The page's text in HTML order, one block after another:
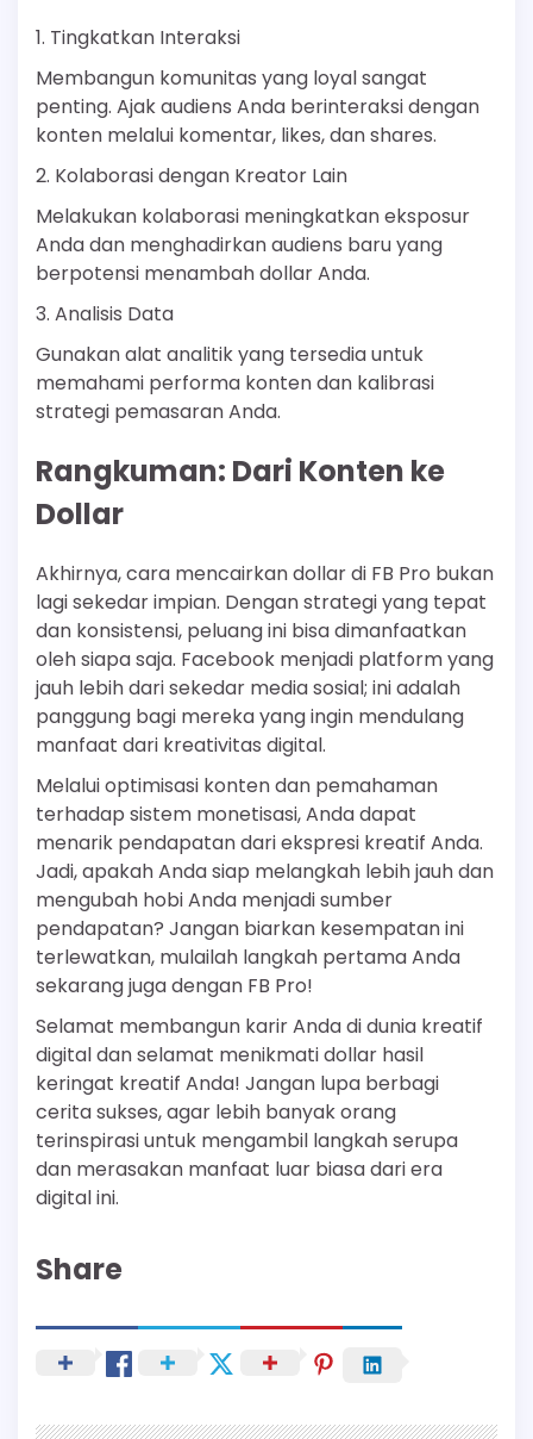
1. Tingkatkan Interaksi
Membangun komunitas yang loyal sangat
penting. Ajak audiens Anda berinteraksi dengan
konten melalui komentar, likes, dan shares.
2. Kolaborasi dengan Kreator Lain
Melakukan kolaborasi meningkatkan eksposur
Anda dan menghadirkan audiens baru yang
berpotensi menambah dollar Anda.
3. Analisis Data
Gunakan alat analitik yang tersedia untuk
memahami performa konten dan kalibrasi
strategi pemasaran Anda.
Rangkuman: Dari Konten ke
Dollar
Akhirnya, cara mencairkan dollar di FB Pro bukan
lagi sekedar impian. Dengan strategi yang tepat
dan konsistensi, peluang ini bisa dimanfaatkan
oleh siapa saja. Facebook menjadi platform yang
jauh lebih dari sekedar media sosial; ini adalah
panggung bagi mereka yang ingin mendulang
manfaat dari kreativitas digital.
Melalui optimisasi konten dan pemahaman
terhadap sistem monetisasi, Anda dapat
menarik pendapatan dari ekspresi kreatif Anda.
Jadi, apakah Anda siap melangkah lebih jauh dan
mengubah hobi Anda menjadi sumber
pendapatan? Jangan biarkan kesempatan ini
terlewatkan, mulailah langkah pertama Anda
sekarang juga dengan FB Pro!
Selamat membangun karir Anda di dunia kreatif
digital dan selamat menikmati dollar hasil
keringat kreatif Anda! Jangan lupa berbagi
cerita sukses, agar lebih banyak orang
terinspirasi untuk mengambil langkah serupa
dan merasakan manfaat luar biasa dari era
digital ini.
Share